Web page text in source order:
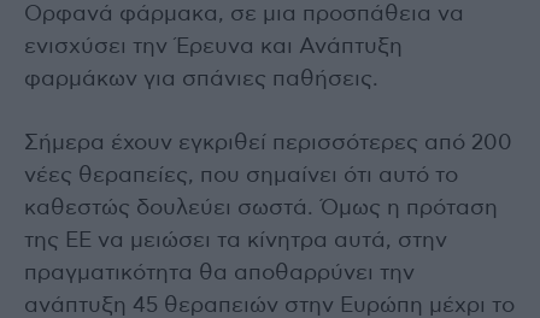
Ορφανά φάρμακα, σε μια προσπάθεια να
ενισχύσει την Έρευνα και Ανάπτυξη
φαρμάκων για σπάνιες παθήσεις.
Σήμερα έχουν εγκριθεί περισσότερες από 200
νέες θεραπείες, που σημαίνει ότι αυτό το
καθεστώς δουλεύει σωστά. Όμως η πρόταση
της ΕΕ να μειώσει τα κίνητρα αυτά, στην
πραγματικότητα θα αποθαρρύνει την
ανάπτυξη 45 θεραπειών στην Ευρώπη μέχρι το